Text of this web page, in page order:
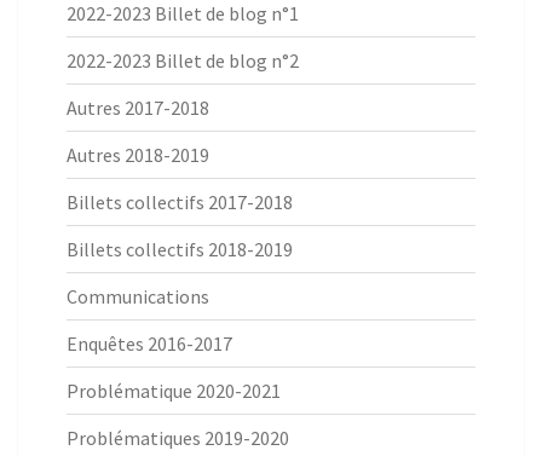
2022-2023 Billet de blog n°1
2022-2023 Billet de blog n°2
Autres 2017-2018
Autres 2018-2019
Billets collectifs 2017-2018
Billets collectifs 2018-2019
Communications
Enquêtes 2016-2017
Problématique 2020-2021
Problématiques 2019-2020